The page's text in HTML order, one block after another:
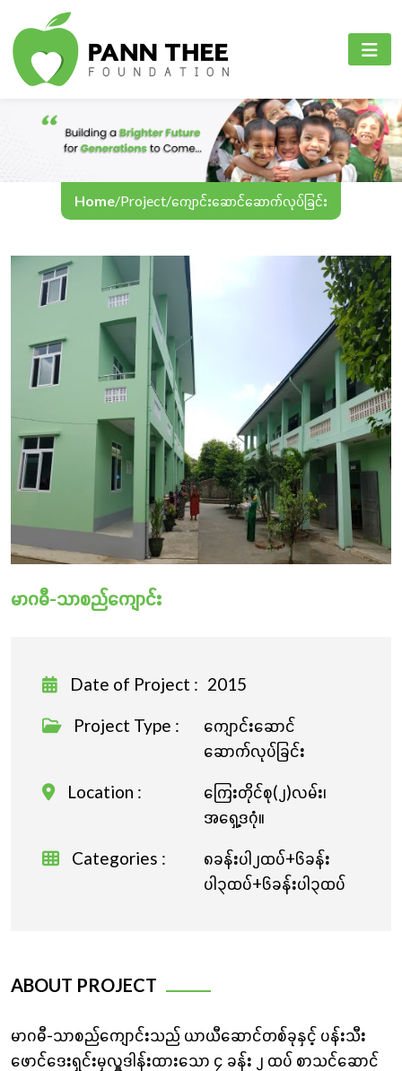
Home/Project/ကျောင်းဆောင်ဆောက်လုပ်ခြင်း
မာဂဓီ-သာစည်ကျောင်း
Date of Project : 2015
Project Type :
ကျောင်းဆောင်
ဆောက်လုပ်ခြင်း
Location :
ကြေးတိုင်စု(၂)လမ်း၊
အရှေ့ဒဂုံ။
Categories :
၈ခန်းပါ၂ထပ်+၆ခန်း
ပါ၃ထပ်+၆ခန်းပါ၃ထပ်
ABOUT PROJECT
မာဂဓီ-သာစည်ကျောင်းသည် ယာယီ‌ဆောင်တစ်ခုနှင့် ပန်းသီး
ဖောင်ဒေးရှင်းမှလှူဒါန်းထားသော ၄ ခန်း ၂ ထပ် စာသင်ဆောင်
PANN THEE FOUNDATION
ကျွန်ုပ်တို့အကြောင်း
စီမံကိန်းများ
အခမ်းအနားနှင့်လှုပ်ရှားမှုများ
ဆက်သွယ်ရန်
ဘာသာစကား
လှူဒါန်းခြင်း
စီမံကိန်းများ
ကျန်းမာရေးစောင့်ရှောက်မှုကဏ္ဍ
အွန်လိုင်းသင်ကြားရေး
PANN THEE FOUNDATION
Myanmar